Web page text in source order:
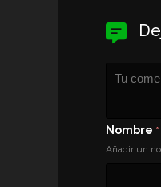
Nombre *
Añadir un